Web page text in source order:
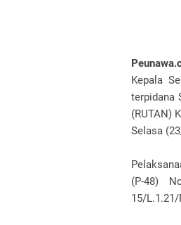
Kepala
terpidana
(RUTAN)
Selasa
(P-48)
15/